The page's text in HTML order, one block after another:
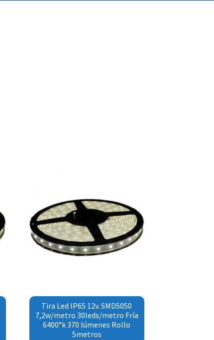
Tira Led IP65 12v. SMD5050
7,2w/metro 30leds/metro Fría
6400°k 370 lúmenes Rollo
5metros